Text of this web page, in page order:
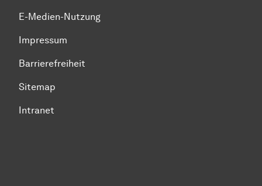
E-Medien-Nutzung
Impressum
Barrierefreiheit
Sitemap
Intranet